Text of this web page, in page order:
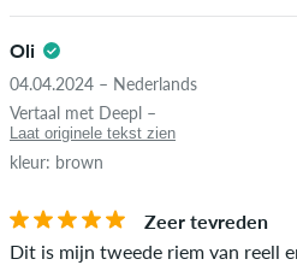
Oli
04.04.2024 – Nederlands
Vertaal met Deepl –
Laat originele tekst zien
kleur: brown
Zeer tevreden
Dit is mijn tweede riem van reell